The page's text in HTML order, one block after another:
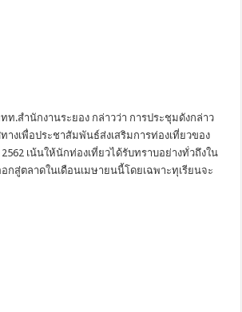
.สำนักงานระยอง กล่าวว่า การประชุมดังกล่าว
างเพื่อประชาสัมพันธ์ส่งเสริมการท่องเที่ยวของ
เน้นให้นักท่องเที่ยวได้รับทราบอย่างทั่วถึงใน
กสู่ตลาดในเดือนเมษายนนี้โดยเฉพาะทุเรียนจะ